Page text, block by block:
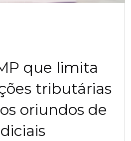
que limita
tributárias
oriundos de